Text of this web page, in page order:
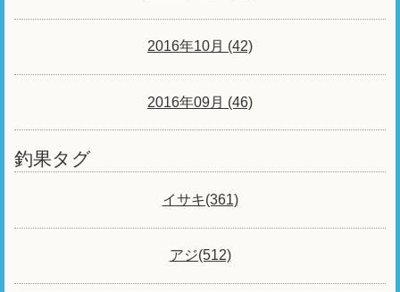
2016年10月 (42)
2016年09月 (46)
釣果タグ
イサキ(361)
アジ(512)